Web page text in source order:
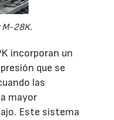
28K.
incorporan un
que se
las
mayor
Este sistema